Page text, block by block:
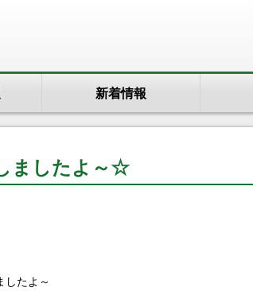
新着情報
ましたよ～☆
したよ～